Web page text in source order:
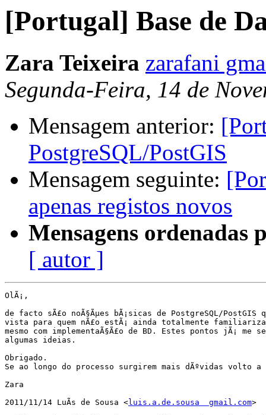
[Portugal] Base de
Zara Teixeira zarafani
Segunda-Feira, 14 de
Mensagem anterior:
PostgreSQL/PostGIS
Mensagem seguinte:
apenas registos novos
Mensagens ordenadas
[ autor ]
OlÃ¡,
de facto sÃ£o noÃ§Ãµes bÃ¡sicas de PostgreSQL/
vista para quem nÃ£o estÃ¡ ainda totalmente
mesmo com implementaÃ§Ã£o de BD. Estes pontos jÃ¡ me
algumas ideias.
Obrigado.
Se ao longo do processo surgirem mais dÃºvidas volto
Zara
2011/11/14 LuÃ­s de Sousa <luis.a.de.sousa  gmail.com>